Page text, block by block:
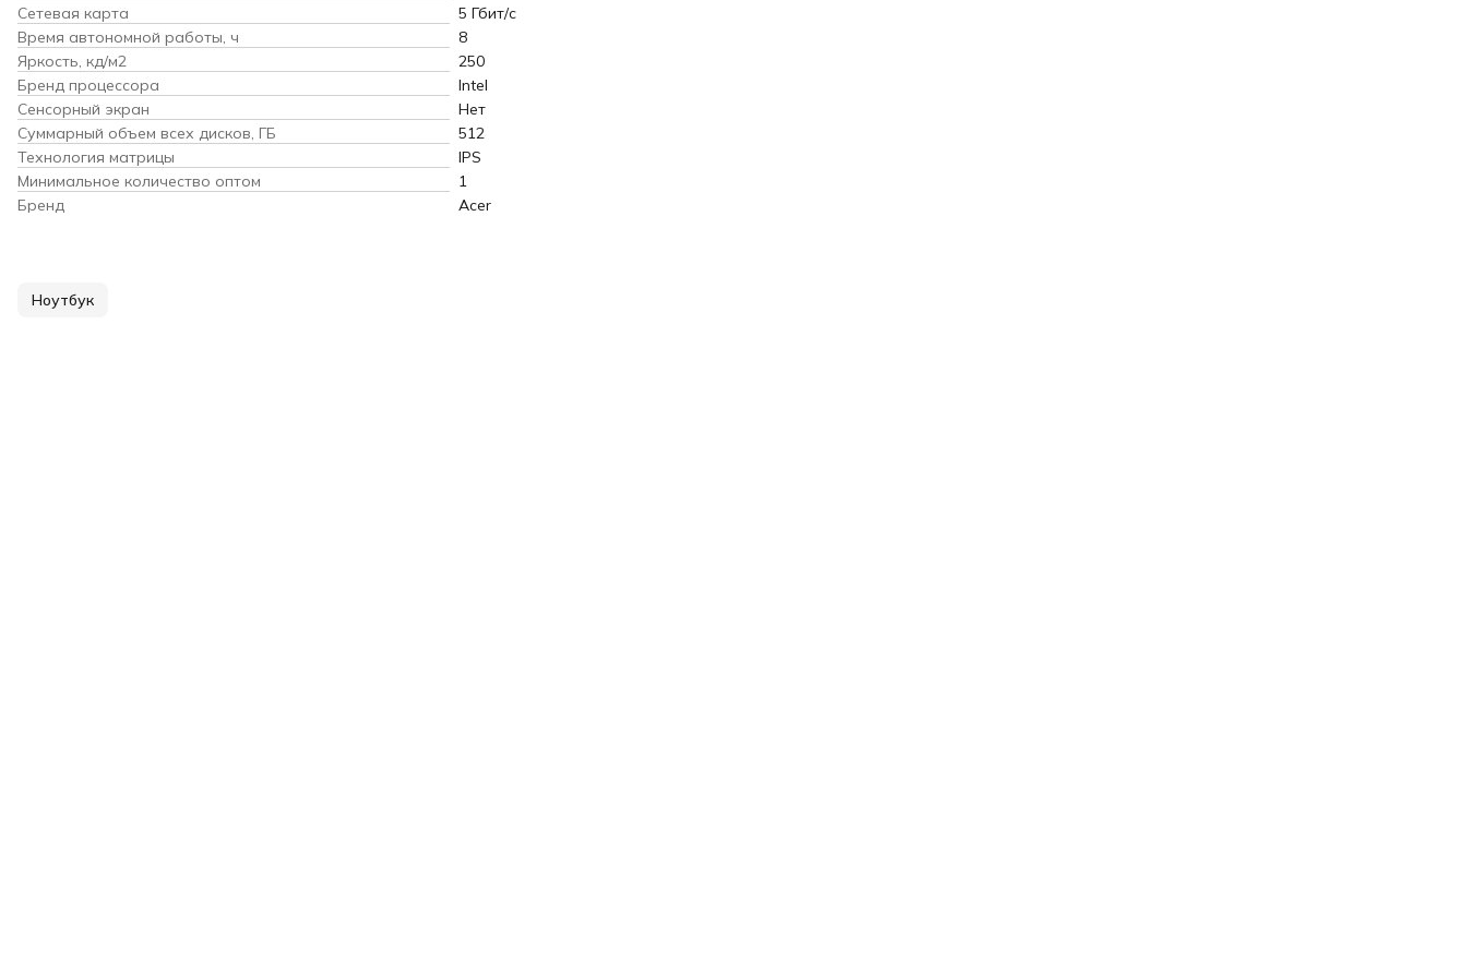
Сетевая карта
5 Гбит/с
Время автономной работы, ч
8
Яркость, кд/м2
250
Бренд процессора
Intel
Сенсорный экран
Нет
Суммарный объем всех дисков, ГБ
512
Технология матрицы
IPS
Минимальное количество оптом
1
Бренд
Acer
Ноутбук